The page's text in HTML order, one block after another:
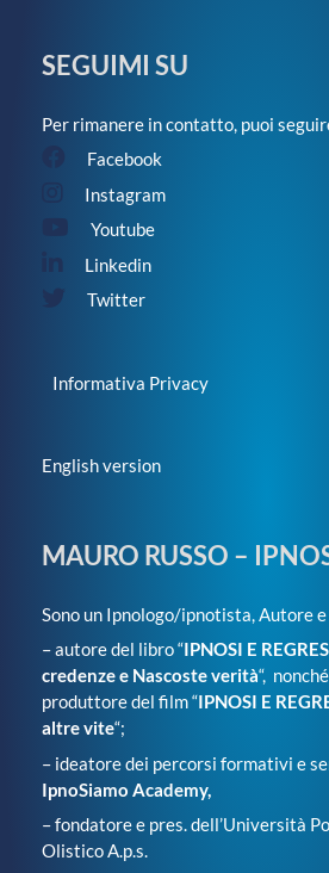
SEGUIMI SU
Per rimanere in contatto, puoi
Facebook
Instagram
Youtube
Linkedin
Twitter
Informativa Privacy
English version
MAURO RUSSO –
Sono un Ipnologo/ipnotista, Autore
– autore del libro “IPNOSI E
credenze e Nascoste verità“,
produttore del film “IPNOSI E
altre vite“;
– ideatore dei percorsi formativi e
IpnoSiamo Academy,
– fondatore e pres. dell’Università
Olistico A.p.s.